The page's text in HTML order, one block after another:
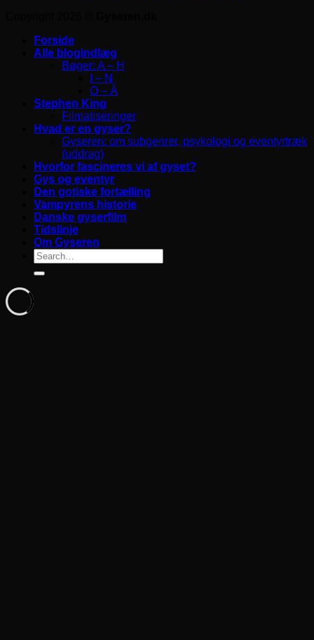
Forside
Alle blogindlæg
Bøger: A – H
I – N
O – Å
Stephen King
Filmatiseringer
Hvad er en gyser?
Gyseren: om subgenrer, psykologi og eventyrtræk
(uddrag)
Hvorfor fascineres vi af gyset?
Gys og eventyr
Den gotiske fortælling
Vampyrens historie
Danske gyserfilm
Tidslinje
Om Gyseren